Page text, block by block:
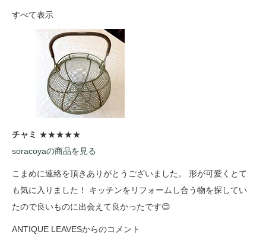
すべて表示
チャミ ★★★★★
soracoyaの商品を見る
こまめに連絡を頂きありがとうございました。 形が可愛くとて
も気に入りました！ キッチンをリフォームし合う物を探してい
たので良いものに出会えて良かったです😊
ANTIQUE LEAVESからのコメント